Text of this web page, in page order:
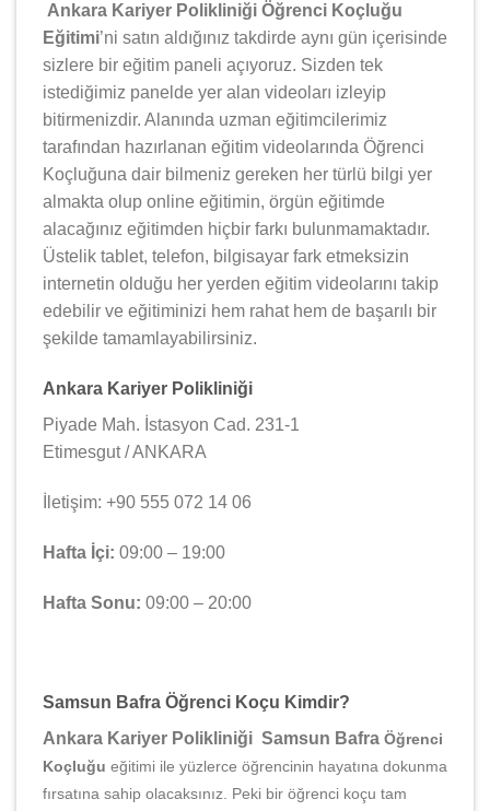
Ankara Kariyer Polikliniği Öğrenci Koçluğu
Eğitimi’ni satın aldığınız takdirde aynı gün içerisinde
sizlere bir eğitim paneli açıyoruz. Sizden tek
istediğimiz panelde yer alan videoları izleyip
bitirmenizdir. Alanında uzman eğitimcilerimiz
tarafından hazırlanan eğitim videolarında Öğrenci
Koçluğuna dair bilmeniz gereken her türlü bilgi yer
almakta olup online eğitimin, örgün eğitimde
alacağınız eğitimden hiçbir farkı bulunmamaktadır.
Üstelik tablet, telefon, bilgisayar fark etmeksizin
internetin olduğu her yerden eğitim videolarını takip
edebilir ve eğitiminizi hem rahat hem de başarılı bir
şekilde tamamlayabilirsiniz.
Ankara Kariyer Polikliniği
Piyade Mah. İstasyon Cad. 231-1
Etimesgut / ANKARA
İletişim: +90 555 072 14 06
Hafta İçi: 09:00 – 19:00
Hafta Sonu: 09:00 – 20:00
Samsun Bafra Öğrenci Koçu Kimdir?
Ankara Kariyer Polikliniği Samsun Bafra Öğrenci
Koçluğu eğitimi ile yüzlerce öğrencinin hayatına dokunma
fırsatına sahip olacaksınız. Peki bir öğrenci koçu tam